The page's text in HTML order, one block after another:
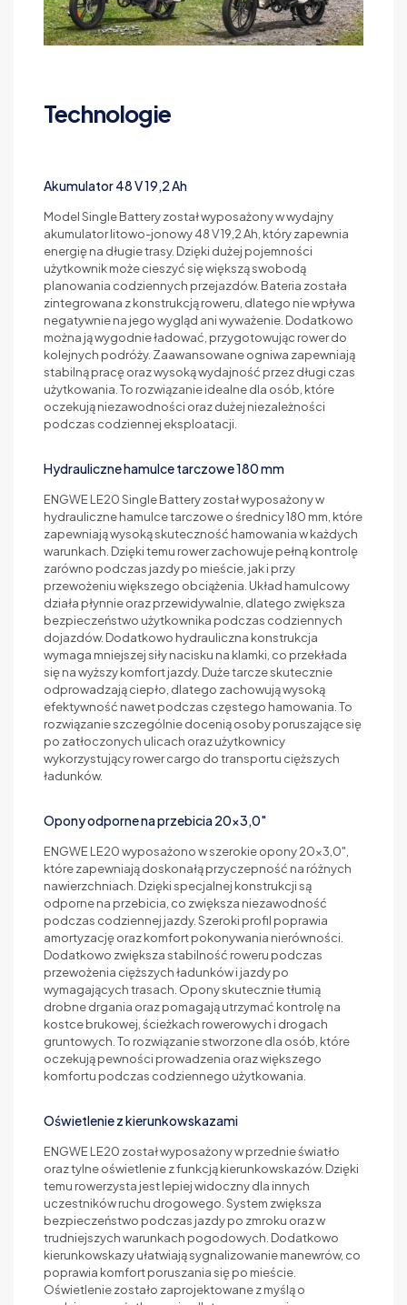
Technologie
Akumulator 48 V 19,2 Ah
Model Single Battery został wyposażony w wydajny
akumulator litowo-jonowy 48 V 19,2 Ah, który zapewnia
energię na długie trasy. Dzięki dużej pojemności
użytkownik może cieszyć się większą swobodą
planowania codziennych przejazdów. Bateria została
zintegrowana z konstrukcją roweru, dlatego nie wpływa
negatywnie na jego wygląd ani wyważenie. Dodatkowo
można ją wygodnie ładować, przygotowując rower do
kolejnych podróży. Zaawansowane ogniwa zapewniają
stabilną pracę oraz wysoką wydajność przez długi czas
użytkowania. To rozwiązanie idealne dla osób, które
oczekują niezawodności oraz dużej niezależności
podczas codziennej eksploatacji.
Hydrauliczne hamulce tarczowe 180 mm
ENGWE LE20 Single Battery został wyposażony w
hydrauliczne hamulce tarczowe o średnicy 180 mm, które
zapewniają wysoką skuteczność hamowania w każdych
warunkach. Dzięki temu rower zachowuje pełną kontrolę
zarówno podczas jazdy po mieście, jak i przy
przewożeniu większego obciążenia. Układ hamulcowy
działa płynnie oraz przewidywalnie, dlatego zwiększa
bezpieczeństwo użytkownika podczas codziennych
dojazdów. Dodatkowo hydrauliczna konstrukcja
wymaga mniejszej siły nacisku na klamki, co przekłada
się na wyższy komfort jazdy. Duże tarcze skutecznie
odprowadzają ciepło, dlatego zachowują wysoką
efektywność nawet podczas częstego hamowania. To
rozwiązanie szczególnie docenią osoby poruszające się
po zatłoczonych ulicach oraz użytkownicy
wykorzystujący rower cargo do transportu cięższych
ładunków.
Opony odporne na przebicia 20x3,0"
ENGWE LE20 wyposażono w szerokie opony 20x3,0",
które zapewniają doskonałą przyczepność na różnych
nawierzchniach. Dzięki specjalnej konstrukcji są
odporne na przebicia, co zwiększa niezawodność
podczas codziennej jazdy. Szeroki profil poprawia
amortyzację oraz komfort pokonywania nierówności.
Dodatkowo zwiększa stabilność roweru podczas
przewożenia cięższych ładunków i jazdy po
wymagających trasach. Opony skutecznie tłumią
drobne drgania oraz pomagają utrzymać kontrolę na
kostce brukowej, ścieżkach rowerowych i drogach
gruntowych. To rozwiązanie stworzone dla osób, które
oczekują pewności prowadzenia oraz większego
komfortu podczas codziennego użytkowania.
Oświetlenie z kierunkowskazami
ENGWE LE20 został wyposażony w przednie światło
oraz tylne oświetlenie z funkcją kierunkowskazów. Dzięki
temu rowerzysta jest lepiej widoczny dla innych
uczestników ruchu drogowego. System zwiększa
bezpieczeństwo podczas jazdy po zmroku oraz w
trudniejszych warunkach pogodowych. Dodatkowo
kierunkowskazy ułatwiają sygnalizowanie manewrów, co
poprawia komfort poruszania się po mieście.
Oświetlenie zostało zaprojektowane z myślą o